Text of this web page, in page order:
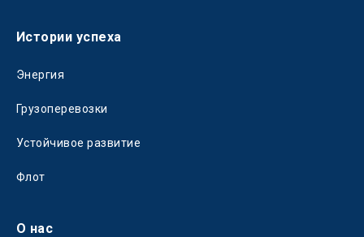
Истории успеха
Энергия
Грузоперевозки
Устойчивое развитие
Флот
О нас